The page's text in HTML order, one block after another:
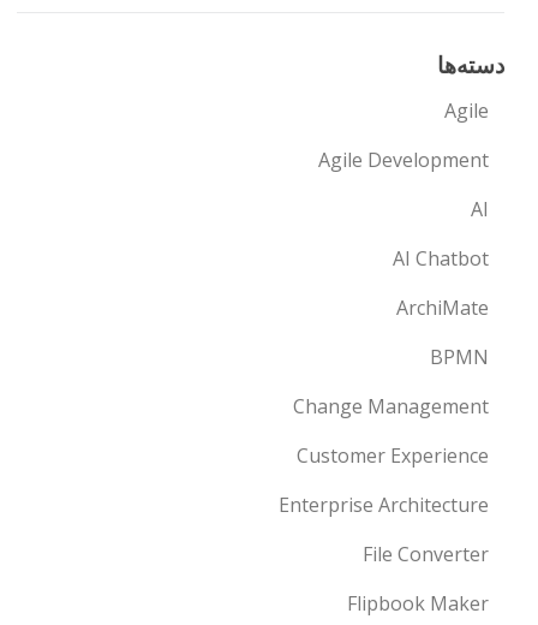
دسته‌ها
Agile
Agile Development
AI
AI Chatbot
ArchiMate
BPMN
Change Management
Customer Experience
Enterprise Architecture
File Converter
Flipbook Maker